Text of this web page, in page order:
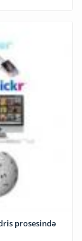
prosesində